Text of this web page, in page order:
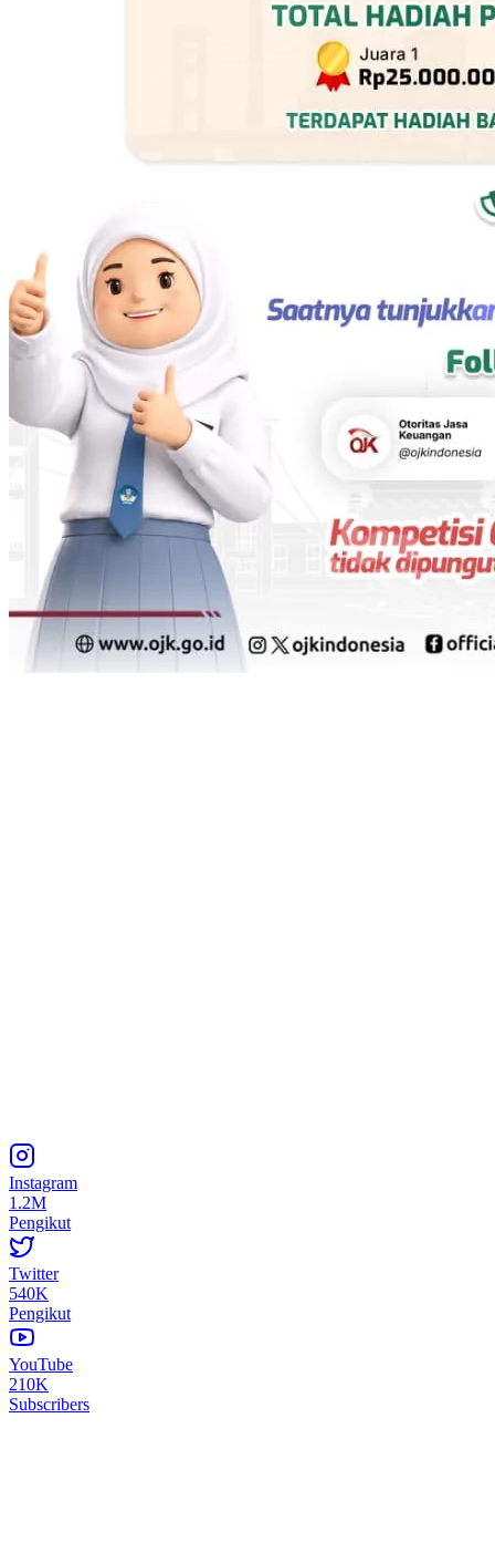
Instagram
1.2M
Pengikut
Twitter
540K
Pengikut
YouTube
210K
Subscribers